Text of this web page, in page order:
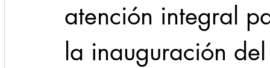
atención integral
la inauguración